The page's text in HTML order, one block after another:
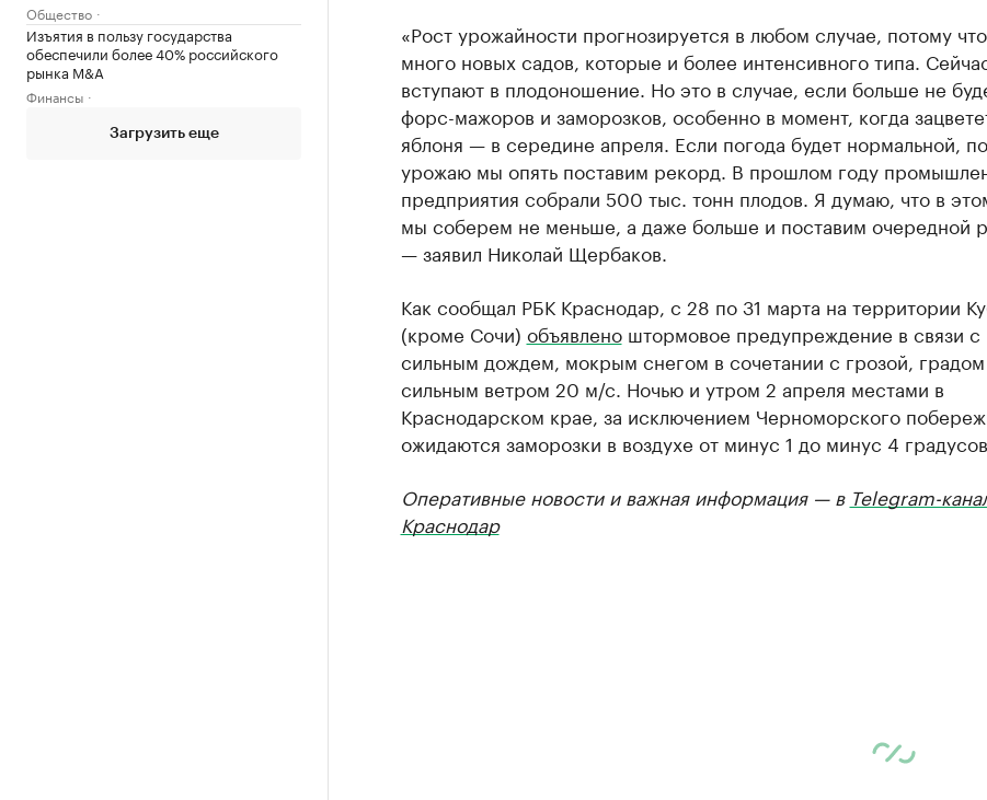
Общество
Изъятия в пользу государства
обеспечили более 40% российского
рынка M&A
Финансы
Загрузить еще
«Рост урожайности прогнозируется в любом случае, потому
много новых садов, которые и более интенсивного типа.
вступают в плодоношение. Но это в случае, если больше не
форс-мажоров и заморозков, особенно в момент, когда
яблоня — в середине апреля. Если погода будет нормальной, по
урожаю мы опять поставим рекорд. В прошлом году
предприятия собрали 500 тыс. тонн плодов. Я думаю, что в
мы соберем не меньше, а даже больше и поставим очередной
— заявил Николай Щербаков.
Как сообщал РБК Краснодар, с 28 по 31 марта на территории
(кроме Сочи) объявленоштормовое предупреждение в связи с
сильным дождем, мокрым снегом в сочетании с грозой,
сильным ветром 20 м/с. Ночью и утром 2 апреля местами в
Краснодарском крае, за исключением Черноморского
ожидаются заморозки в воздухе от минус 1 до минус 4 градусов.
Оперативные новости и важная информация — в Telegram-
Краснодар